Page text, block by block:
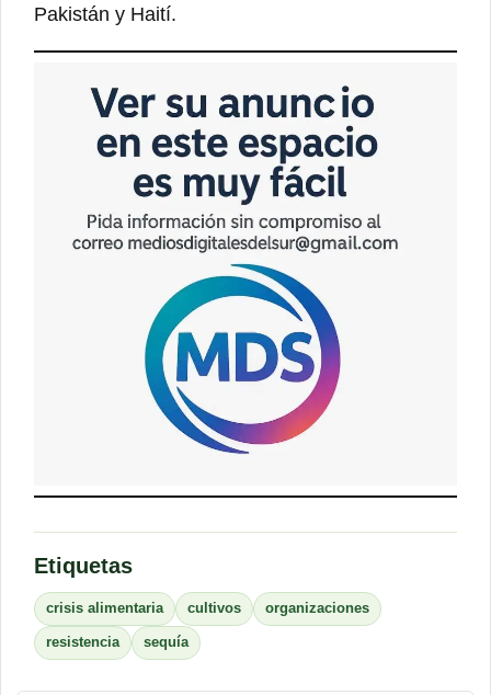
Pakistán y Haití.
Etiquetas
crisis alimentaria cultivos organizaciones
resistencia sequía